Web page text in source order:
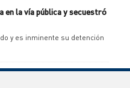
en la vía pública y secuestró
y es inminente su detención